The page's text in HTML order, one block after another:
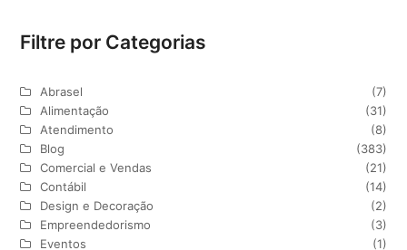
Filtre por Categorias
Abrasel
(7)
Alimentação
(31)
Atendimento
(8)
Blog
(383)
Comercial e Vendas
(21)
Contábil
(14)
Design e Decoração
(2)
Empreendedorismo
(3)
Eventos
(1)